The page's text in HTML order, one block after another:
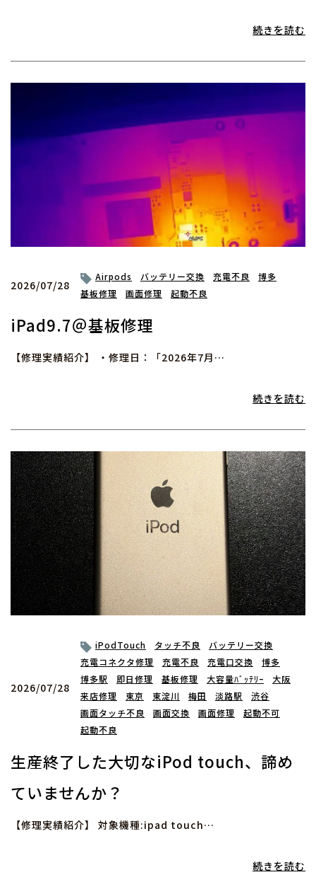
続きを読む
2026/07/28
Airpods バッテリー交換 充電不良
博多
基板修理
画面修理 起動不良
iPad9.7＠基板修理
【修理実績紹介】 ・修理日：「2026年7月…
続きを読む
2026/07/28
iPodTouch タッチ不良
バッテリー交換
充電コネクタ修理
充電不良 充電口交換
博多
博多駅
即日修理 基板修理 大容量ﾊﾞｯﾃﾘｰ
大阪
来店修理
東京 東淀川 梅田 淡路駅
渋谷
画面タッチ不良
画面交換 画面修理
起動不可
起動不良
生産終了した大切なiPod touch、諦め
ていませんか？
【修理実績紹介】 対象機種:ipad touch…
続きを読む